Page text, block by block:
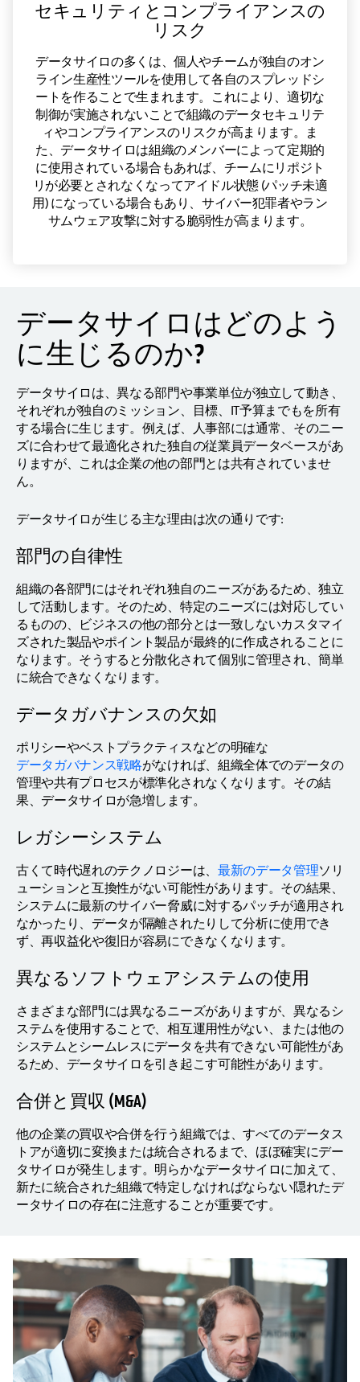
セキュリティとコンプライアンスの
リスク
データサイロの多くは、個人やチームが独自のオン
ライン生産性ツールを使用して各自のスプレッドシ
ートを作ることで生まれます。これにより、適切な
制御が実施されないことで組織のデータセキュリテ
ィやコンプライアンスのリスクが高まります。ま
た、データサイロは組織のメンバーによって定期的
に使用されている場合もあれば、チームにリポジト
リが必要とされなくなってアイドル状態 (パッチ未適
用) になっている場合もあり、サイバー犯罪者やラン
サムウェア攻撃に対する脆弱性が高まります。
データサイロはどのよう
に生じるのか?
データサイロは、異なる部門や事業単位が独立して動き、
それぞれが独自のミッション、目標、IT予算までもを所有
する場合に生じます。例えば、人事部には通常、そのニー
ズに合わせて最適化された独自の従業員データベースがあ
りますが、これは企業の他の部門とは共有されていませ
ん。
データサイロが生じる主な理由は次の通りです:
部門の自律性
組織の各部門にはそれぞれ独自のニーズがあるため、独立
して活動します。そのため、特定のニーズには対応してい
るものの、ビジネスの他の部分とは一致しないカスタマイ
ズされた製品やポイント製品が最終的に作成されることに
なります。そうすると分散化されて個別に管理され、簡単
に統合できなくなります。
データガバナンスの欠如
ポリシーやベストプラクティスなどの明確な
データガバナンス戦略がなければ、組織全体でのデータの
管理や共有プロセスが標準化されなくなります。その結
果、データサイロが急増します。
レガシーシステム
古くて時代遅れのテクノロジーは、 最新のデータ管理ソリ
ューションと互換性がない可能性があります。その結果、
システムに最新のサイバー脅威に対するパッチが適用され
なかったり、データが隔離されたりして分析に使用でき
ず、再収益化や復旧が容易にできなくなります。
異なるソフトウェアシステムの使用
さまざまな部門には異なるニーズがありますが、異なるシ
ステムを使用することで、相互運用性がない、または他の
システムとシームレスにデータを共有できない可能性があ
るため、データサイロを引き起こす可能性があります。
合併と買収 (M&A)
他の企業の買収や合併を行う組織では、すべてのデータス
トアが適切に変換または統合されるまで、ほぼ確実にデー
タサイロが発生します。明らかなデータサイロに加えて、
新たに統合された組織で特定しなければならない隠れたデ
ータサイロの存在に注意することが重要です。